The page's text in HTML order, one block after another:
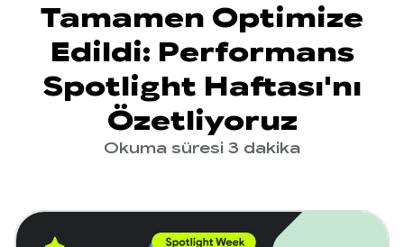
Tamamen Optimize
Edildi: Performans
Spotlight Haftası'nı
Özetliyoruz
Okuma süresi 3 dakika